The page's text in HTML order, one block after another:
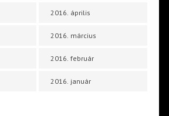
2016. április
2016. március
2016. február
2016. január